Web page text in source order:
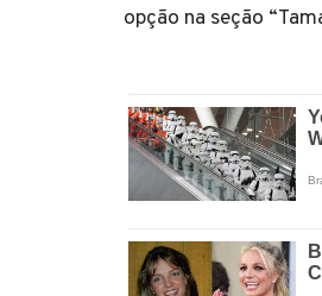
opção na seção